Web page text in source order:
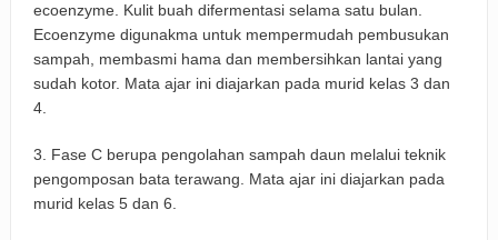
ecoenzyme. Kulit buah difermentasi selama satu bulan.
Ecoenzyme digunakma untuk mempermudah pembusukan
sampah, membasmi hama dan membersihkan lantai yang
sudah kotor. Mata ajar ini diajarkan pada murid kelas 3 dan
4.
3. Fase C berupa pengolahan sampah daun melalui teknik
pengomposan bata terawang. Mata ajar ini diajarkan pada
murid kelas 5 dan 6.